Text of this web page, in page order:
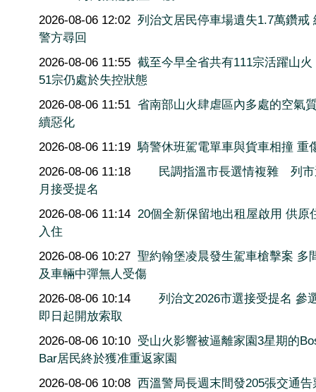
2026-08-06 12:02 列治文居民停車場遺失1.7萬鑽戒
警方尋回
2026-08-06 11:55 截至今早全省共有111宗活躍山火
51宗仍處於失控狀態
2026-08-06 11:51 省南部山火肆虐區內多處的空氣
續惡化
2026-08-06 11:19 騎警休班駕電單車與貨車相撞 重
2026-08-06 11:18
民調指溫市長選情複雜 列
月接受提名
2026-08-06 11:14 20個全新保留地出租屋啟用 供原
入住
2026-08-06 10:27 聖約翰堡凌晨發生駕車槍擊案 多
及車輛中彈無人受傷
2026-08-06 10:14
列治文2026市選接受提名 參
即日起開放索取
2026-08-06 10:10 受山火影響被逼離家園3星期的
Bar居民終於獲准重返家園
2026-08-06 10:08 西溫警局長週末間發205張交通告